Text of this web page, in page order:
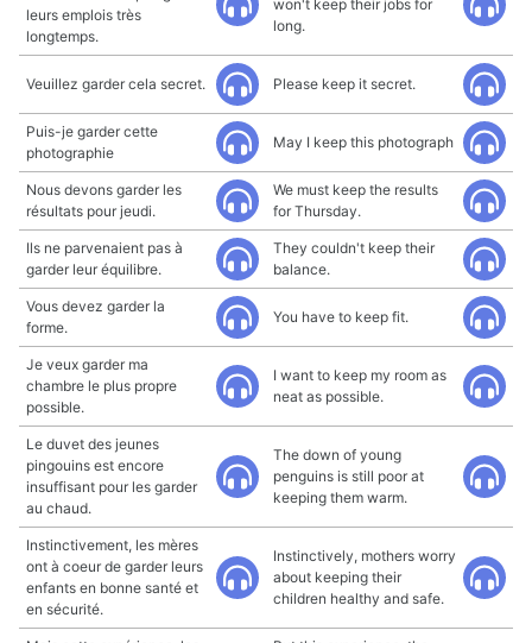
leurs emplois très
longtemps.
won't keep their jobs for
long.
Veuillez garder cela secret. Please keep it secret.
Puis-je garder cette
photographie
May I keep this photograph
Nous devons garder les
résultats pour jeudi.
We must keep the results
for Thursday.
Ils ne parvenaient pas à
garder leur équilibre.
They couldn't keep their
balance.
Vous devez garder la
forme.
You have to keep fit.
Je veux garder ma
chambre le plus propre
possible.
I want to keep my room as
neat as possible.
Le duvet des jeunes
pingouins est encore
insuffisant pour les garder
au chaud.
The down of young
penguins is still poor at
keeping them warm.
Instinctivement, les mères
ont à coeur de garder leurs
enfants en bonne santé et
en sécurité.
Instinctively, mothers worry
about keeping their
children healthy and safe.